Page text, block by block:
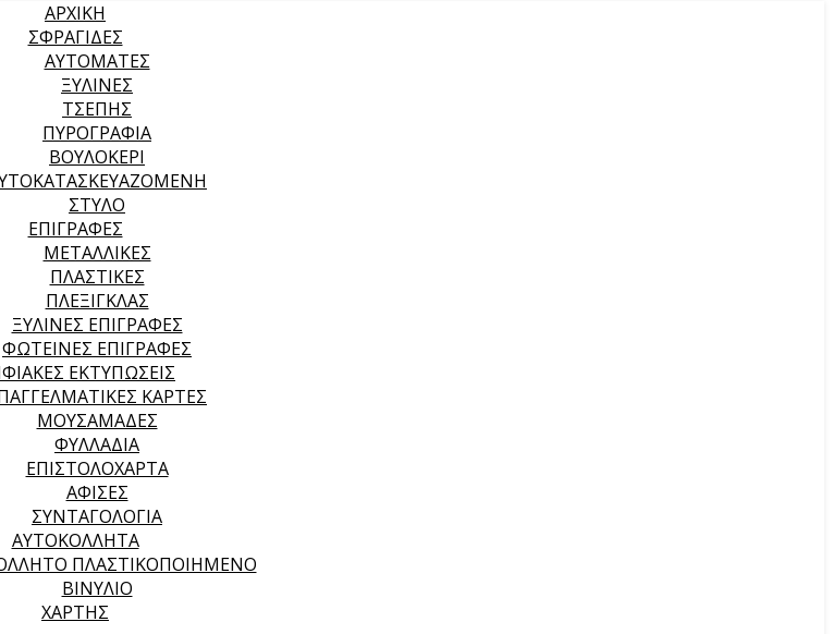
ΑΡΧΙΚΉ
ΣΦΡΑΓΙΔΕΣ
ΑΥΤΟΜΑΤΕΣ
ΞΥΛΙΝΕΣ
ΤΣΕΠΗΣ
ΠΥΡΟΓΡΑΦΙΑ
ΒΟΥΛΟΚΕΡΙ
ΣΤΥΛΟ
ΕΠΙΓΡΑΦΕΣ
ΜΕΤΑΛΛΙΚΕΣ
ΠΛΑΣΤΙΚΕΣ
ΠΛΕΞΙΓΚΛΑΣ
ΞΥΛΙΝΕΣ ΕΠΙΓΡΑΦΕΣ
ΦΩΤΕΙΝΕΣ ΕΠΙΓΡΑΦΕΣ
ΕΚΤΥΠΩΣΕΙΣ
ΚΑΡΤΕΣ
ΜΟΥΣΑΜΑΔΕΣ
ΦΥΛΛΑΔΙΑ
ΕΠΙΣΤΟΛΟΧΑΡΤΑ
ΑΦΙΣΕΣ
ΣΥΝΤΑΓΟΛΟΓΙΑ
ΑΥΤΟΚΟΛΛΗΤΑ
ΠΛΑΣΤΙΚΟΠΟΙΗΜΕΝΟ
ΒΙΝΥΛΙΟ
ΧΑΡΤΗΣ